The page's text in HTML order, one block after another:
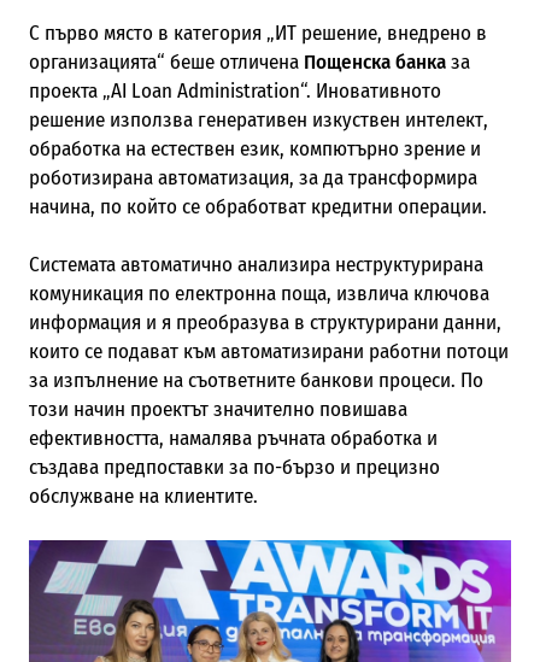
С първо място в категория „ИТ решение, внедрено в
организацията“ беше отличена Пощенска банказа
проекта „AI Loan Administration“. Иновативното
решение използва генеративен изкуствен интелект,
обработка на естествен език, компютърно зрение и
роботизирана автоматизация, за да трансформира
начина, по който се обработват кредитни операции.
Системата автоматично анализира неструктурирана
комуникация по електронна поща, извлича ключова
информация и я преобразува в структурирани данни,
които се подават към автоматизирани работни потоци
за изпълнение на съответните банкови процеси. По
този начин проектът значително повишава
ефективността, намалява ръчната обработка и
създава предпоставки за по-бързо и прецизно
обслужване на клиентите.